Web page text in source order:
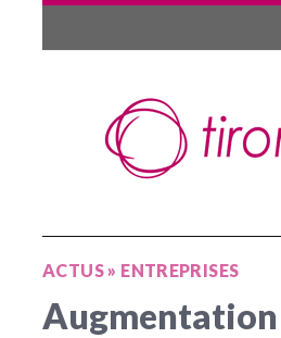
ACTUS» ENTREPRISES